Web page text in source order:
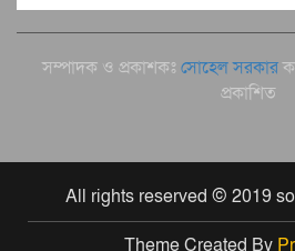
সম্পাদক ও প্রকাশকঃ সোহেল সরকার
প্রকাশিত
All rights reserved © 2019
Theme Created By